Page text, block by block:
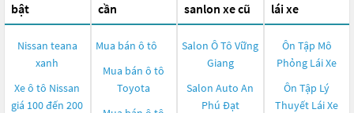
bật
Nissan teana
xanh
Xe ô tô Nissan
giá 100 đến 200
cần
Mua bán ô tô
Mua bán ô tô
Toyota
sanlon xe cũ
Salon Ô Tô Vững
Giang
Salon Auto An
Phú Đạt
lái xe
Ôn Tập Mô
Phỏng Lái Xe
Ôn Tập Lý
Thuyết Lái Xe